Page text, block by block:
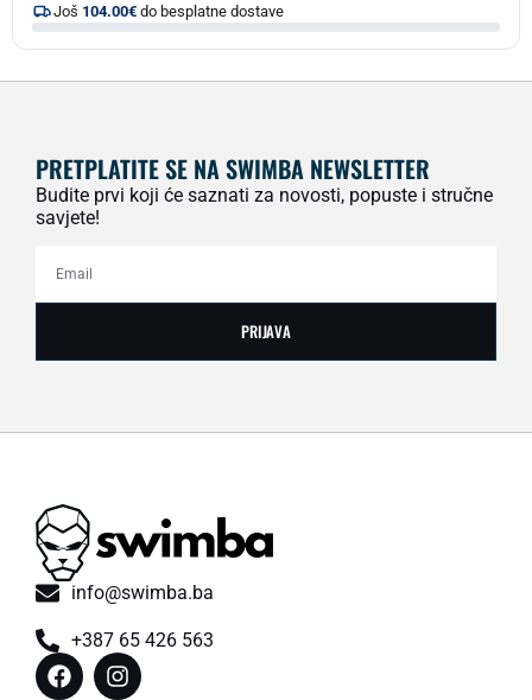
Još 104.00€ do besplatne dostave
PRETPLATITE SE NA SWIMBA NEWSLETTER
Budite prvi koji će saznati za novosti, popuste i stručne
savjete!
PRIJAVA
info@swimba.ba
+387 65 426 563